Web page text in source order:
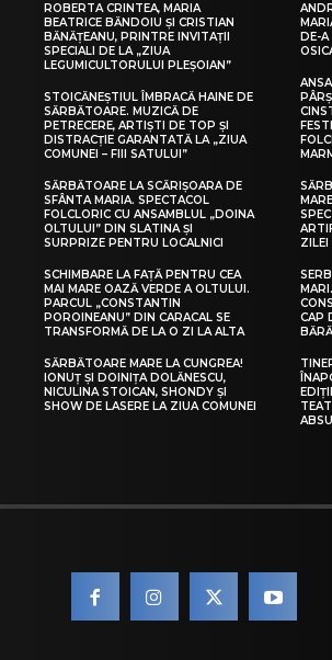
ROBERTA CRINTEA, MARIA
BEATRICE BĂNDOIU ȘI CRISTIAN
BĂNĂȚEANU, PRINTRE INVITAȚII
SPECIALI DE LA „ZIUA
LEGUMICULTORULUI PLEȘOIAN”
STOICĂNEȘTIUL ÎMBRACĂ HAINE DE
SĂRBĂTOARE. MUZICĂ DE
PETRECERE, ARTIȘTI DE TOP ȘI
DISTRACȚIE GARANTATĂ LA „ZIUA
COMUNEI – FIII SATULUI”
SĂRBĂTOARE LA SCĂRIȘOARA DE
SFÂNTA MARIA. SPECTACOL
FOLCLORIC CU ANSAMBLUL „DOINA
OLTULUI” DIN SLATINA ȘI
SURPRIZE PENTRU LOCALNICI
SCHIMBARE LA FAȚĂ PENTRU CEA
MAI MARE OAZĂ VERDE A OLTULUI.
PARCUL „CONSTANTIN
POROINEANU” DIN CARACAL SE
TRANSFORMĂ DE LA O ZI LA ALTA
SĂRBĂTOARE MARE LA CUNGREA!
IONUȚ ȘI DOINIȚA DOLĂNESCU,
NICULINA STOICAN, SHONDY ȘI
SHOW DE LASERE LA ZIUA COMUNEI
DE-A
ZILEI
CAP